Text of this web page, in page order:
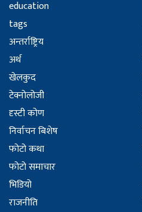
education
tags
अन्तर्राष्ट्रिय
अर्थ
खेलकुद
टेक्नोलोजी
दृस्टी कोण
निर्वाचन बिशेष
फोटो कथा
फोटो समाचार
भिडियो
राजनीति